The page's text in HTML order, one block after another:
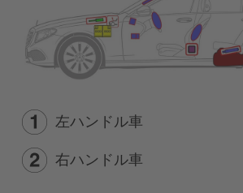
左ハンドル車
右ハンドル車